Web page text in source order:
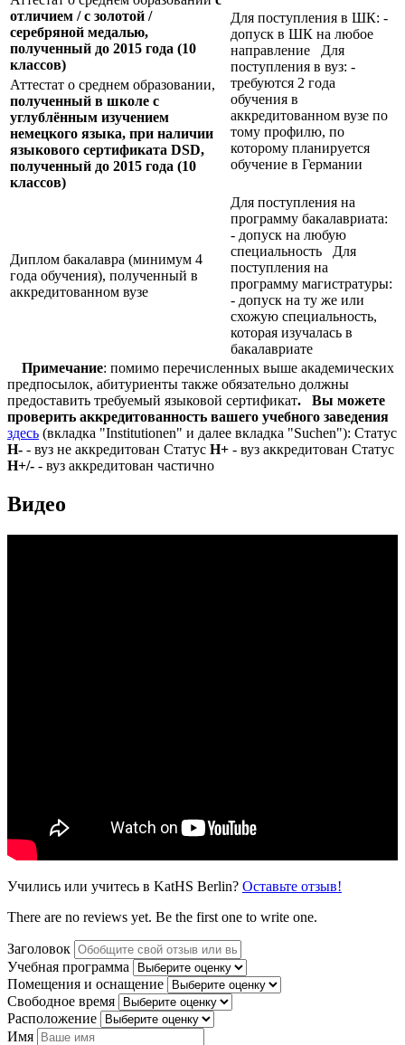
отличием / с золотой /
серебряной медалью,
полученный до 2015 года (10
классов)
Для поступления в ШК: -
допуск в ШК на любое
направление Для
поступления в вуз: -
требуются 2 года
обучения в
аккредитованном вузе по
тому профилю, по
которому планируется
обучение в Германии
Аттестат о среднем образовании,
полученный в школе с
углублённым изучением
немецкого языка, при наличии
языкового сертификата DSD,
полученный до 2015 года (10
классов)
Диплом бакалавра (минимум 4
года обучения), полученный в
аккредитованном вузе
Для поступления на
программу бакалавриата:
- допуск на любую
специальность Для
поступления на
программу магистратуры:
- допуск на ту же или
схожую специальность,
которая изучалась в
бакалавриате
Примечание: помимо перечисленных выше академических
предпосылок, абитуриенты также обязательно должны
предоставить требуемый языковой сертификат.
Вы можете
проверить аккредитованность вашего учебного заведения
здесь (вкладка "Institutionen" и далее вкладка "Suchen"): Статус
Н- - вуз не аккредитован Статус Н+ - вуз аккредитован Статус
Н+/- - вуз аккредитован частично
Видео
Учились или учитесь в KatHS Berlin? Оставьте отзыв!
There are no reviews yet. Be the first one to write one.
Заголовок
Учебная программа
Помещения и оснащение
Свободное время
Расположение
Имя